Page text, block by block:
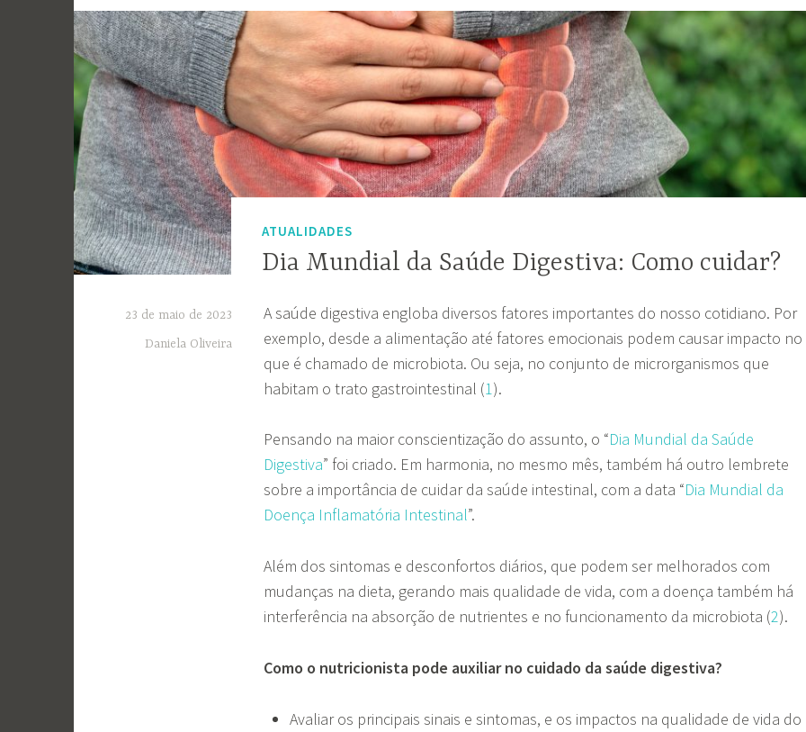
ATUALIDADES
Dia Mundial da Saúde Digestiva: Como cuidar?
23 de maio de 2023
Daniela Oliveira
A saúde digestiva engloba diversos fatores importantes do nosso cotidiano. Por
exemplo, desde a alimentação até fatores emocionais podem causar impacto no
que é chamado de microbiota. Ou seja, no conjunto de microrganismos que
habitam o trato gastrointestinal (1).
Pensando na maior conscientização do assunto, o “Dia Mundial da Saúde
Digestiva” foi criado. Em harmonia, no mesmo mês, também há outro lembrete
sobre a importância de cuidar da saúde intestinal, com a data “Dia Mundial da
Doença Inflamatória Intestinal”.
Além dos sintomas e desconfortos diários, que podem ser melhorados com
mudanças na dieta, gerando mais qualidade de vida, com a doença também há
interferência na absorção de nutrientes e no funcionamento da microbiota (2).
Como o nutricionista pode auxiliar no cuidado da saúde digestiva?
Avaliar os principais sinais e sintomas, e os impactos na qualidade de vida do